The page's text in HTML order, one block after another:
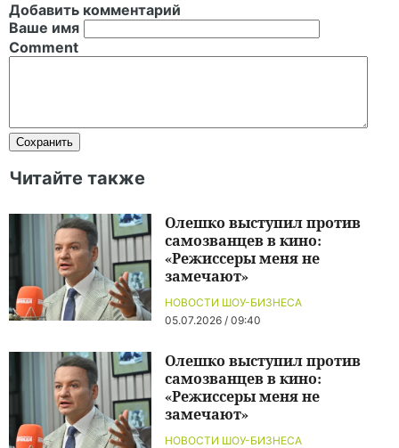
Добавить комментарий
Ваше имя
Comment
Читайте также
НОВОСТИ ШОУ-БИЗНЕСА
05.07.2026 / 09:40
Олешко выступил против
самозванцев в кино:
«Режиссеры меня не
замечают»
НОВОСТИ ШОУ-БИЗНЕСА
Олешко выступил против
самозванцев в кино:
«Режиссеры меня не
замечают»